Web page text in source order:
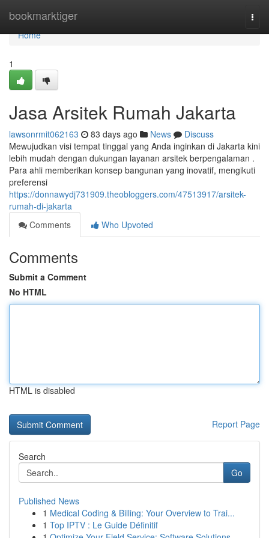
bookmarktiger
Home
Home
1
Jasa Arsitek Rumah Jakarta
lawsonrmit062163 83 days ago News
Discuss
Mewujudkan visi tempat tinggal yang Anda inginkan di Jakarta kini
lebih mudah dengan dukungan layanan arsitek berpengalaman .
Para ahli memberikan konsep bangunan yang inovatif, mengikuti
preferensi
https://donnawydj731909.theobloggers.com/47513917/arsitek-
rumah-di-jakarta
Comments
Who Upvoted
Comments
Submit a Comment
No HTML
HTML is disabled
Report Page
Search
Go
Published News
1 Medical Coding & Billing: Your Overview to Trai...
1 Top IPTV : Le Guide Définitif